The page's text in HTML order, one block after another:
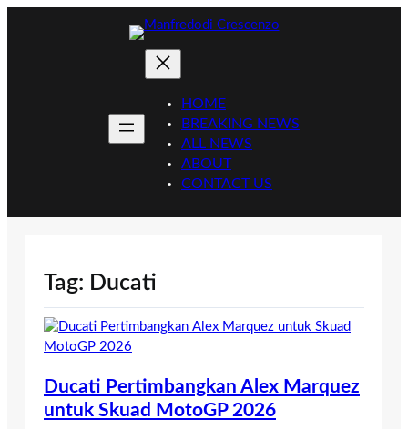
HOME
BREAKING NEWS
ALL NEWS
ABOUT
CONTACT US
Tag: Ducati
Ducati Pertimbangkan Alex Marquez
untuk Skuad MotoGP 2026